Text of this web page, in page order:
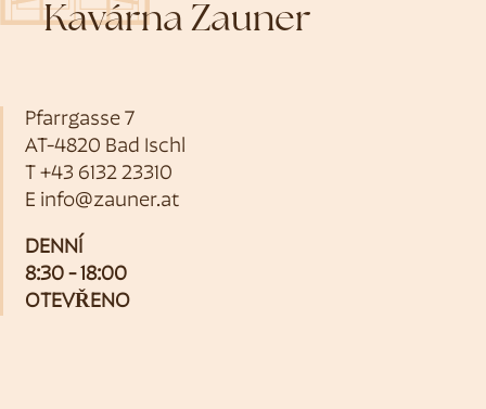
Kavárna Zauner
Pfarrgasse 7
AT-4820 Bad Ischl
T +43 6132 23310
E info@zauner.at
DENNÍ
8:30 - 18:00
OTEVŘENO